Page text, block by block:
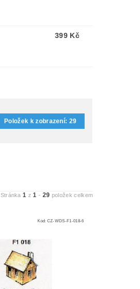
399 Kč
Položek k zobrazení: 29
Stránka1 z1 - 29 položek celkem
Kód: CZ-WDS-F1-018-6